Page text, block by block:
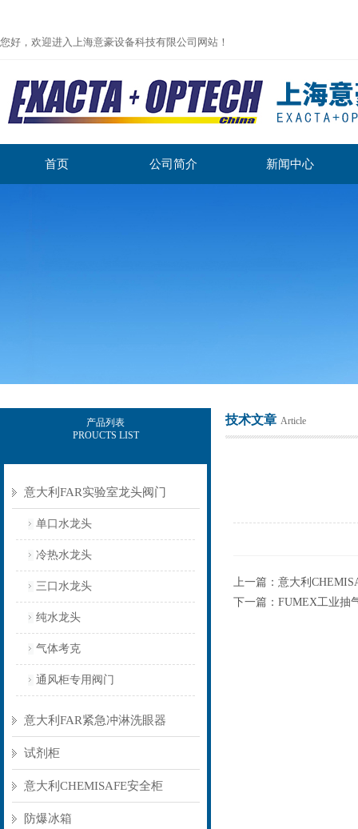
您好，欢迎进入上海意豪设备科技有限公司网站！
首页 公司简介 新闻中心
产品列表
PROUCTS LIST
意大利FAR实验室龙头阀门
单口水龙头
冷热水龙头
三口水龙头
纯水龙头
气体考克
通风柜专用阀门
意大利FAR紧急冲淋洗眼器
试剂柜
意大利CHEMISAFE安全柜
防爆冰箱
技术文章 Article
上一篇： 意大利
下一篇： FUMEX工业抽